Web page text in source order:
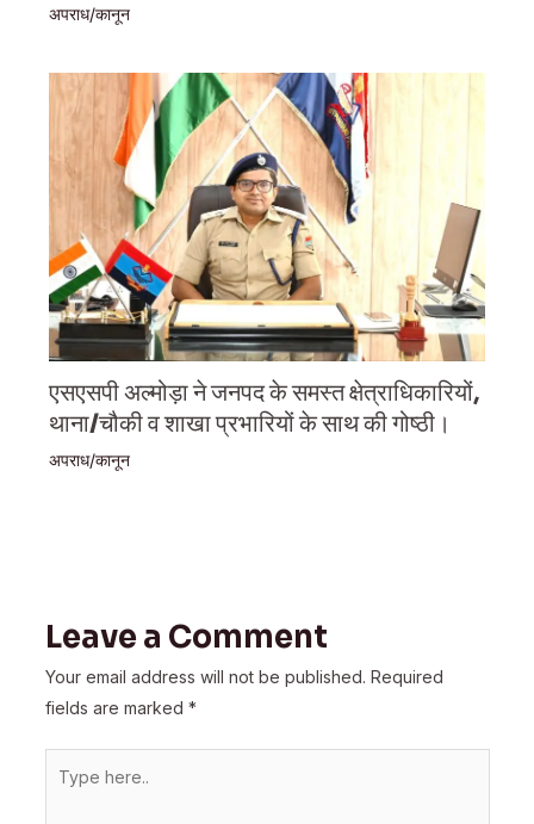
अपराध/कानून
एसएसपी अल्मोड़ा ने जनपद के समस्त क्षेत्राधिकारियों,
थाना/चौकी व शाखा प्रभारियों के साथ की गोष्ठी।
अपराध/कानून
Leave a Comment
Your email address will not be published. Required
fields are marked *
here..